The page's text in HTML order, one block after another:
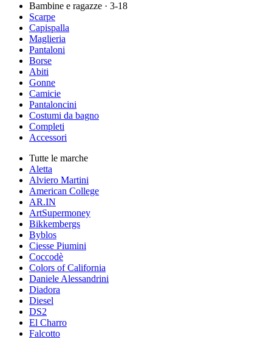
Bambine e ragazze · 3-18
Scarpe
Capispalla
Maglieria
Pantaloni
Borse
Abiti
Gonne
Camicie
Pantaloncini
Costumi da bagno
Completi
Accessori
Tutte le marche
Aletta
Alviero Martini
American College
AR.IN
ArtSupermoney
Bikkembergs
Byblos
Ciesse Piumini
Coccodè
Colors of California
Daniele Alessandrini
Diadora
Diesel
DS2
El Charro
Falcotto